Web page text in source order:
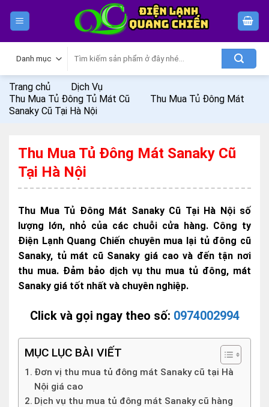
kiếm:
Trang chủ
Dịch Vụ
Thu Mua Tủ Đông Tủ Mát Cũ
Thu Mua Tủ Đông Mát
Sanaky Cũ Tại Hà Nội
Thu Mua Tủ Đông Mát Sanaky Cũ
Tại Hà Nội
Thu Mua Tủ Đông Mát Sanaky Cũ Tại Hà Nội số
lượng lớn, nhỏ của các chuỗi cửa hàng. Công ty
Điện Lạnh Quang Chiến chuyên mua lại tủ đông cũ
Sanaky, tủ mát cũ Sanaky giá cao và đến tận nơi
thu mua. Đảm bảo dịch vụ thu mua tủ đông, mát
Sanaky giá tốt nhất và chuyên nghiệp.
Click và gọi ngay theo số: 0974002994
MỤC LỤC BÀI VIẾT
Đơn vị thu mua tủ đông mát Sanaky cũ tại Hà
Nội giá cao
Dịch vụ thu mua tủ đông mát Sanaky cũ hàng